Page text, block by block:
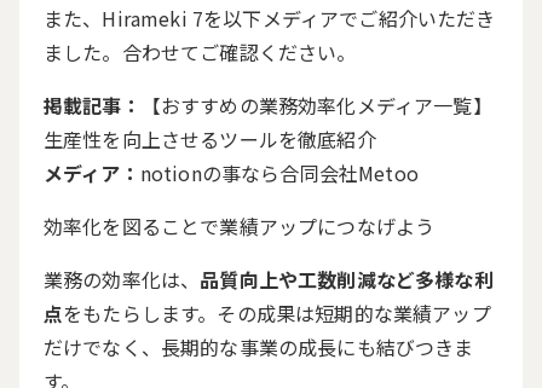
また、Hirameki 7を以下メディアでご紹介いただき
ました。合わせてご確認ください。
掲載記事：
【おすすめの業務効率化メディア一覧】
生産性を向上させるツールを徹底紹介
メディア： notionの事なら合同会社Metoo
効率化を図ることで業績アップにつなげよう
業務の効率化は、 品質向上や工数削減など多様な利
点をもたらします。その成果は短期的な業績アップ
だけでなく、長期的な事業の成長にも結びつきま
す。